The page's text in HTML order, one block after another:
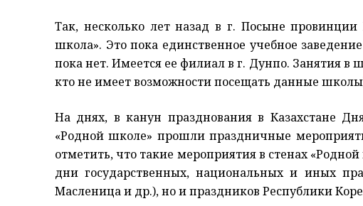
Так, несколько лет назад в г. Посыне
школа». Это пока единственное учебное
пока нет. Имеется ее филиал в г. Дунпо. Занятия в
кто не имеет возможности посещать данные
На днях, в канун празднования в Казахстане
«Родной школе» прошли праздничные
отметить, что такие мероприятия в стенах
дни государственных, национальных и иных
Масленица и др.), но и праздников Республики